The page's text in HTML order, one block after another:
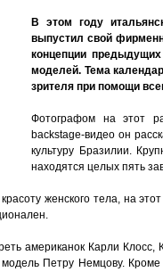
В этом году
выпустил свой
концепции
моделей. Тема
зрителя при помощи
Фотографом на этот
backstage-видео он
культуру Бразилии.
находятся целых пять
женского тела, на
американок Карли
Петру Немцову.